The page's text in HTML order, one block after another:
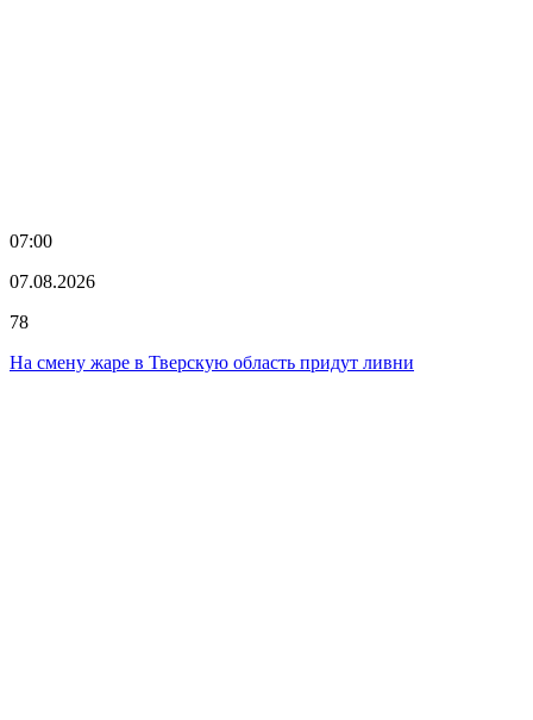
07:00
07.08.2026
78
На смену жаре в Тверскую область придут ливни